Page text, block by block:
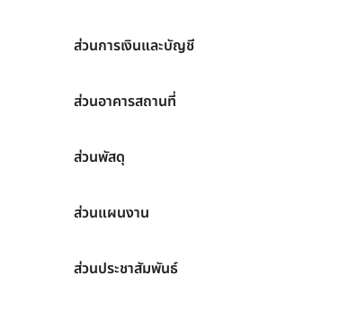
ส่วนการเงินและบัญชี
ส่วนอาคารสถานที่
ส่วนพัสดุ
ส่วนแผนงาน
ส่วนประชาสัมพันธ์